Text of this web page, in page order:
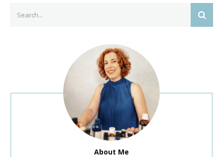
for:
About Me